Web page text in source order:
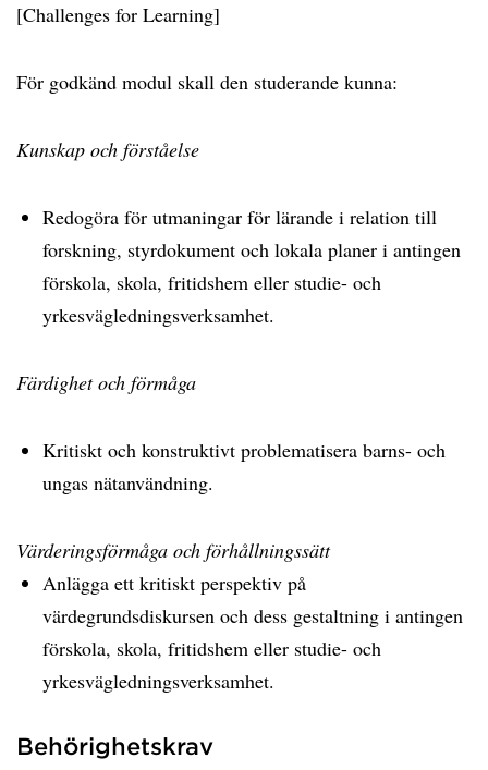
[Challenges for Learning]
För godkänd modul skall den studerande kunna:
Kunskap och förståelse
Redogöra för utmaningar för lärande i relation till
forskning, styrdokument och lokala planer i antingen
förskola, skola, fritidshem eller studie- och
yrkesvägledningsverksamhet.
Färdighet och förmåga
Kritiskt och konstruktivt problematisera barns- och
ungas nätanvändning.
Värderingsförmåga och förhållningssätt
Anlägga ett kritiskt perspektiv på
värdegrundsdiskursen och dess gestaltning i antingen
förskola, skola, fritidshem eller studie- och
yrkesvägledningsverksamhet.
Behörighetskrav